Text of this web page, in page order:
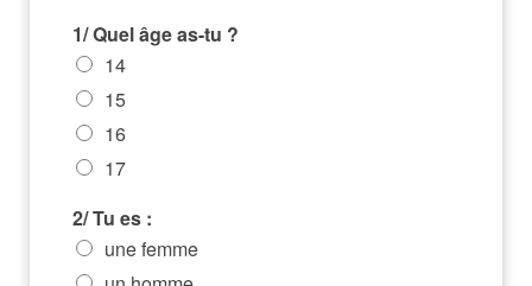
1/ Quel âge as-tu ?
14
15
16
17
2/ Tu es :
une femme